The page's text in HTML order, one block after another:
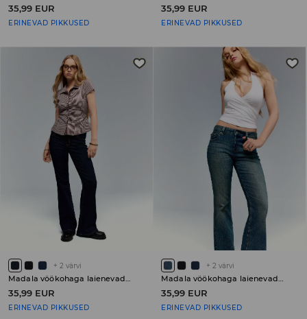
35,99 EUR
ERINEVAD PIKKUSED
35,99 EUR
ERINEVAD PIKKUSED
+ 2 värvi
Madala vöökohaga laienevad teksad PETITE
35,99 EUR
ERINEVAD PIKKUSED
+ 2 värvi
Madala vöökohaga laienevad teksad PETITE
35,99 EUR
ERINEVAD PIKKUSED